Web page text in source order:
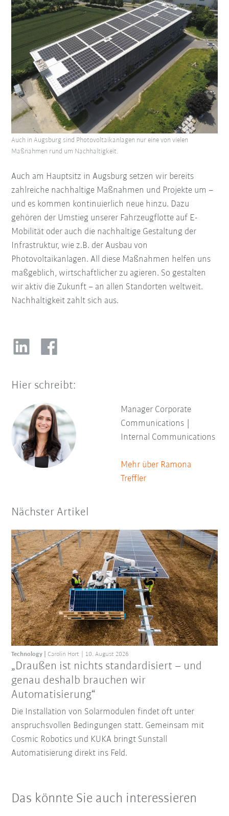
Auch am Hauptsitz in Augsburg setzen wir bereits
zahlreiche nachhaltige Maßnahmen und Projekte um –
und es kommen kontinuierlich neue hinzu. Dazu
gehören der Umstieg unserer Fahrzeugflotte auf E-
Mobilität oder auch die nachhaltige Gestaltung der
Infrastruktur, wie z.B. der Ausbau von
Photovoltaikanlagen. All diese Maßnahmen helfen uns
maßgeblich, wirtschaftlicher zu agieren. So gestalten
wir aktiv die Zukunft – an allen Standorten weltweit.
Nachhaltigkeit zahlt sich aus.
Auch in Augsburg sind Photovoltaikanlagen nur eine von vielen
Maßnahmen rund um Nachhaltigkeit.
Hier schreibt:
Manager Corporate
Communications |
Internal Communications
Mehr über Ramona
Treffler
Nächster Artikel
„Draußen ist nichts standardisiert – und
genau deshalb brauchen wir
Automatisierung“
Technology Carolin Hort 10. August 2026
Die Installation von Solarmodulen findet oft unter
anspruchsvollen Bedingungen statt. Gemeinsam mit
Cosmic Robotics und KUKA bringt Sunstall
Automatisierung direkt ins Feld.
Das könnte Sie auch interessieren